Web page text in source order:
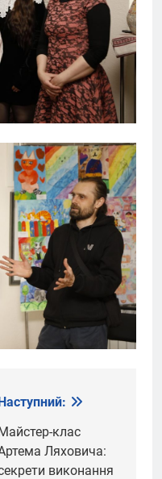
клас
Ляховича:
виконання